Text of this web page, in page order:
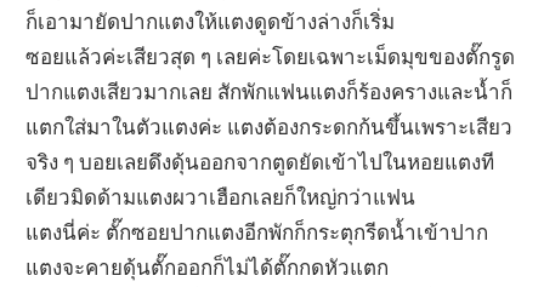
ก็เอามายัดปากแตงให้แตงดูดข้างล่างก็เริ่ม
ซอยแล้วค่ะเสียวสุด ๆ เลยค่ะโดยเฉพาะเม็ดมุขของตั๊กรูด
ปากแตงเสียวมากเลย สักพักแฟนแตงก็ร้องครางและน้ำก็
แตกใส่มาในตัวแตงค่ะ แตงต้องกระดกก้นขึ้นเพราะเสียว
จริง ๆ บอยเลยดึงดุ้นออกจากตูดยัดเข้าไปในหอยแตงที
เดียวมิดด้ามแตงผวาเฮือกเลยก็ใหญ่กว่าแฟน
แตงนี่ค่ะ ตั๊กซอยปากแตงอีกพักก็กระตุกรีดน้ำเข้าปาก
แตงจะคายดุ้นตั๊กออกก็ไม่ได้ตั๊กกดหัวแตก